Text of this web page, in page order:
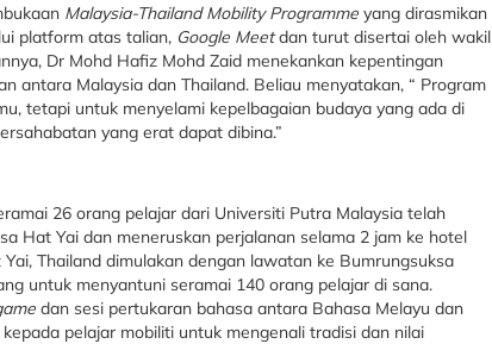
Malaysia-Thailand Mobility Programme yang dirasmikan
platform atas talian, Google Meetdan turut disertai oleh wakil
Dr Mohd Hafiz Mohd Zaid menekankan kepentingan
antara Malaysia dan Thailand. Beliau menyatakan, “ Program
tetapi untuk menyelami kepelbagaian budaya yang ada di
yang erat dapat dibina.”
26 orang pelajar dari Universiti Putra Malaysia telah
Hat Yai dan meneruskan perjalanan selama 2 jam ke hotel
Thailand dimulakan dengan lawatan ke Bumrungsuksa
untuk menyantuni seramai 140 orang pelajar di sana.
dan sesi pertukaran bahasa antara Bahasa Melayu dan
pelajar mobiliti untuk mengenali tradisi dan nilai